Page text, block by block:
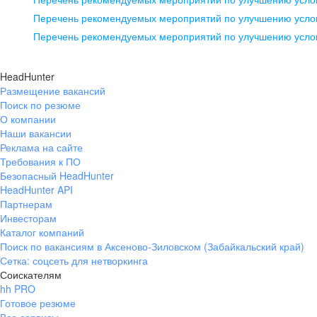
pr@ural.hh.ru
помещение 21
+7 383 207-94-64
pr@nsk.hh.ru
Перечень рекомендуемых мероприятий по улучшению
Перечень рекомендуемых мероприятий по улучшению
HeadHunter
Размещение вакансий
Поиск по резюме
О компании
Наши вакансии
Реклама на сайте
Требования к ПО
Безопасный HeadHunter
HeadHunter API
Партнерам
Инвесторам
Каталог компаний
Поиск по вакансиям в Аксеново-Зиловском (Забайкальский край)
Сетка: соцсеть для нетворкинга
Соискателям
hh PRO
Готовое резюме